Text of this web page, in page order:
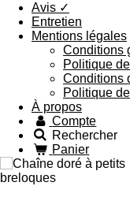
Avis ✓
Entretien
Mentions légales
Conditions
Politique
Conditions
Politique
À propos
Compte
Rechercher
Panier